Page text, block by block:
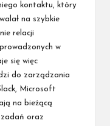
kontaktu, który
na szybkie
relacji
w
się więc
do zarządzania
Microsoft
na bieżącą
oraz